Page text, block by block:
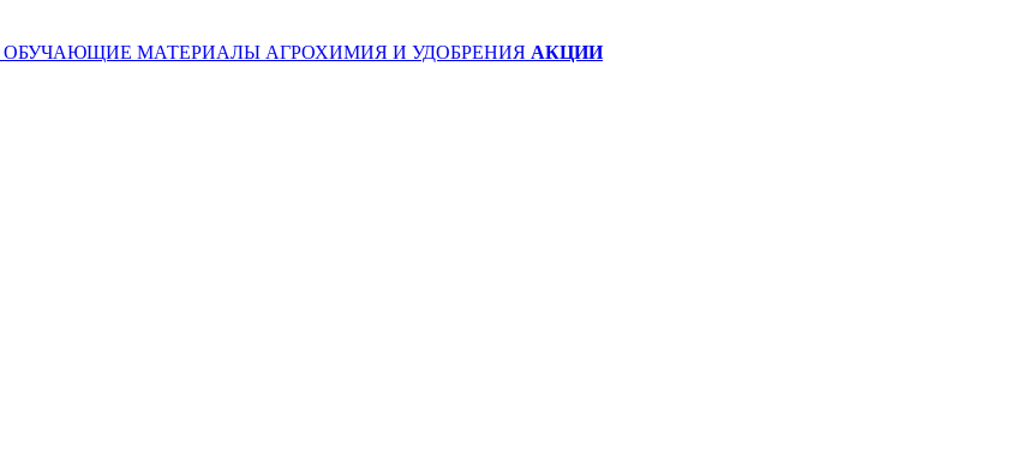
ОБУЧАЮЩИЕ МАТЕРИАЛЫ АГРОХИМИЯ И УДОБРЕНИЯ АКЦИИ